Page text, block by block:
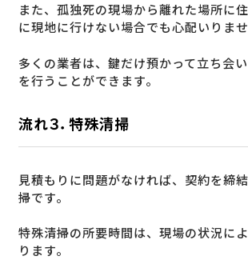
また、孤独死の現場から離れた場所に
に現地に行けない場合でも心配いりませ
多くの業者は、鍵だけ預かって立ち会
を行うことができます。
流れ３．特殊清掃
見積もりに問題がなければ、契約を締
掃です。
特殊清掃の所要時間は、現場の状況に
ります。